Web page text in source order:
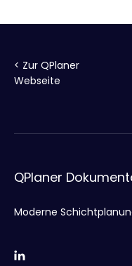
< Zur QPlaner
Webseite
QPlaner
Moderne